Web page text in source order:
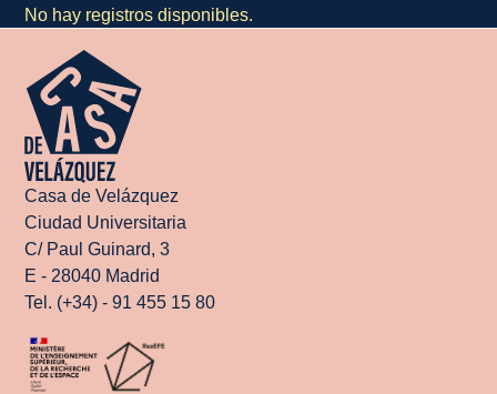
No hay registros disponibles.
Casa de Velázquez
Ciudad Universitaria
C/ Paul Guinard, 3
E - 28040 Madrid
Tel. (+34) - 91 455 15 80